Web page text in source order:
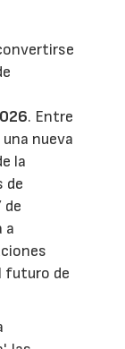
. Entre
nueva
la
de
de
a
futuro de